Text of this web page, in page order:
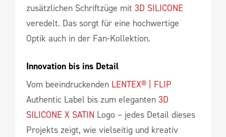
zusätzlichen Schriftzüge mit 3D SILICONE
veredelt. Das sorgt für eine hochwertige
Optik auch in der Fan-Kollektion.
Innovation bis ins Detail
Vom beeindruckenden LENTEX® | FLIP
Authentic Label bis zum eleganten 3D
SILICONE X SATIN Logo – jedes Detail dieses
Projekts zeigt, wie vielseitig und kreativ